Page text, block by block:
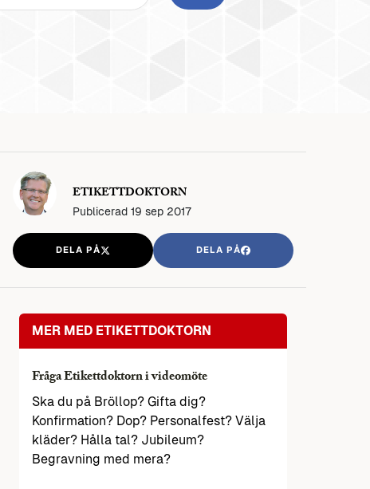
ETIKETTDOKTORN
Publicerad 19 sep 2017
DELA PÅ DELA PÅ
MER MED ETIKETTDOKTORN
Fråga Etikettdoktorn i videomöte
Ska du på Bröllop? Gifta dig?
Konfirmation? Dop? Personalfest? Välja
kläder? Hålla tal? Jubileum?
Begravning med mera?